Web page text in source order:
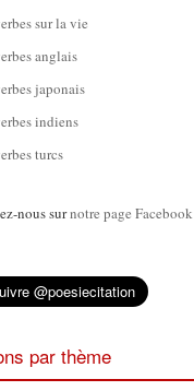
sur la vie
anglais
japonais
indiens
turcs
nous surnotre page Facebook
par thème